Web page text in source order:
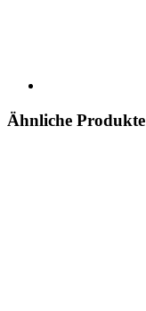
Ähnliche Produkte